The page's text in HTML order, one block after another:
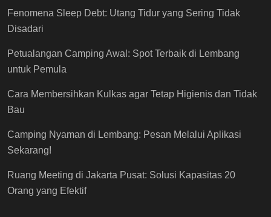
Fenomena Sleep Debt: Utang Tidur yang Sering Tidak
Disadari
Petualangan Camping Awal: Spot Terbaik di Lembang
untuk Pemula
Cara Membersihkan Kulkas agar Tetap Higienis dan Tidak
Bau
Camping Nyaman di Lembang: Pesan Melalui Aplikasi
Sekarang!
Ruang Meeting di Jakarta Pusat: Solusi Kapasitas 20
Orang yang Efektif